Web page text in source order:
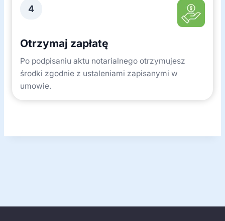
4
Otrzymaj zapłatę
Po podpisaniu aktu notarialnego otrzymujesz
środki zgodnie z ustaleniami zapisanymi w
umowie.